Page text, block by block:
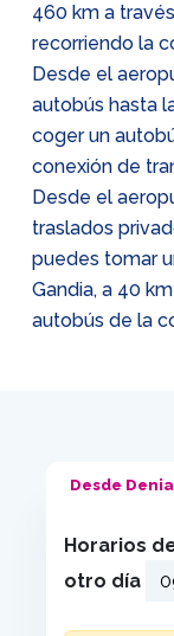
460 km a
recorriendo la
Desde el
autobús hasta
coger un
conexión de
Desde el
traslados
puedes tomar
Gandia, a 40
autobús de la
Desde Denia
Horarios
otro día